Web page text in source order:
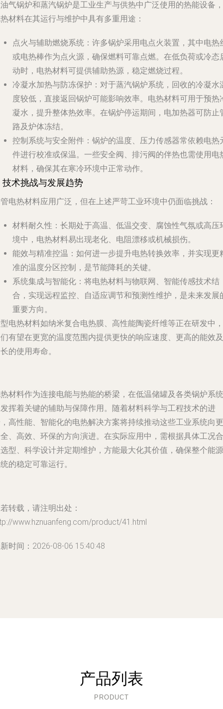
气锅炉和蒸汽锅炉是工业生产与供热中广泛使用的热能设备，
材料在其运行与维护中具有多重用途：
点火与辅助燃烧系统 ：许多锅炉采用电点火装置，其中电热
或电热棒作为点火源，确保燃料可靠点燃。在低负荷或冷态
动时，电热材料可提供辅助热源，稳定燃烧过程。
冷凝水加热与防冻保护 ：对于蒸汽锅炉系统，回收的冷凝水
度较低，直接返回锅炉可能影响效率。电热材料可用于预热
凝水，提升整体热效率。在锅炉停运期间，电加热器可防止
路及炉体冻结。
控制系统与安全附件 ：锅炉的温度、压力传感器常依赖电热
件进行校准或保温。一些安全阀、排污阀的伴热也需使用电
材料，确保其在寒冷环境中正常动作。
技术挑战与发展趋势
电热材料应用广泛，但在上述严苛工业环境中仍面临挑战：
材料耐久性 ：长期处于高温、低温交变、腐蚀性气氛或高压
境中，电热材料易出现老化、电阻漂移或机械损伤。
能效与精准控温 ：如何进一步提升电热转换效率，并实现更
准的温度分区控制，是节能降耗的关键。
系统集成与智能化 ：将电热材料与物联网、智能传感技术结
合，实现远程监控、自适应调节和预测性维护，是未来发展
重要方向。
电热材料如纳米复合电热膜、高性能陶瓷纤维等正在研发中，
有望在更宽的温度范围内提供更快的响应速度、更高的能效及
的使用寿命。
材料作为连接电能与热能的桥梁，在低温储罐及各类锅炉系统
挥着关键的辅助与保障作用。随着材料科学与工程技术的进
高性能、智能化的电热解决方案将持续推动这些工业系统向更
、高效、环保的方向演进。在实际应用中，需根据具体工况合
型、科学设计并定期维护，方能最大化其价值，确保整个能源
的稳定可靠运行。
转载，请注明出处：
www.hznuanfeng.com/product/41.html
时间：2026-08-06 15:40:48
产品列表
PRODUCT